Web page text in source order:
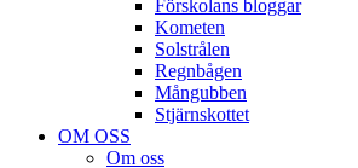
Förskolans bloggar
Kometen
Solstrålen
Regnbågen
Mångubben
Stjärnskottet
OM OSS
Om oss